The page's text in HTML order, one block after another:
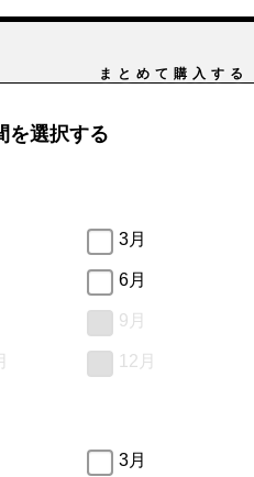
まとめて購入する
を選択する
3月
6月
9月
12月
3月